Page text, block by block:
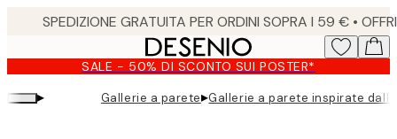
content.
SALE - 50% DI SCONTO SUI POSTER*
▸ Gallerie a parete▸Gallerie a parete inspirate